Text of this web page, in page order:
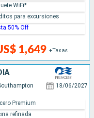
1,649 +Tasas
WiFi*
para excursiones
50% Off
18/06/2027
Premium
refinada